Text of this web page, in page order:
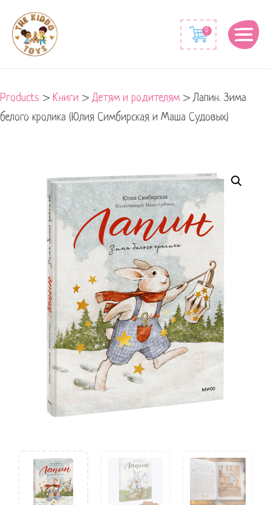
0
Products > Книги > Детям и родителям >Лапин. Зима
белого кролика (Юлия Симбирская и Маша Судовых)
Симбирская
Судовых)